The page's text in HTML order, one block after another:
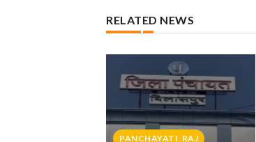
RELATED NEWS
PANCHAYATI_RAJ